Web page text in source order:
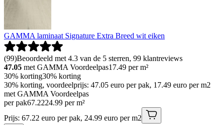
GAMMA laminaat Signature Extra Breed wit eiken
(99)Beoordeeld met 4.3 van de 5 sterren, 99 klantreviews
47.05 met GAMMA Voordeelpas17.49 per m²
30% korting30% korting
30% korting, voordeelprijs: 47.05 euro per pak, 17.49 euro per m2
met GAMMA Voordeelpas
per pak67.2224.99 per m²
Prijs: 67.22 euro per pak, 24.99 euro per m2